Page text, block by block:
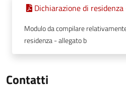
Dichiarazione di
Modulo da compilare
residenza - allegato b
Contatti